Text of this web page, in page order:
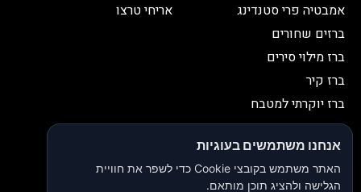
אמבטיה פרי סטנדינג
ברזים שחורים
ברז מילוי סירים
ברז קיר
ברז יוקרתי למטבח
אריחי טרצו
יצירת קשר
03-9335335
052-2653038
sbeiruty@gmail.com
אנחנו משתמשים בעוגיות
האתר משתמש בקובצי Cookie כדי לשפר את חוויית
הגלישה ולהציג תוכן מותאם.